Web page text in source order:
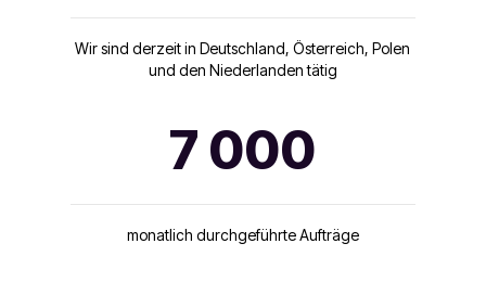
Wir sind derzeit in Deutschland, Österreich, Polen
und den Niederlanden tätig
7 000
monatlich durchgeführte Aufträge